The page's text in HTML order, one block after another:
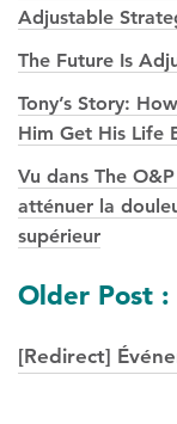
Adjustable
The Future Is
Tony’s Story:
Him Get His Life
Vu dans The
atténuer la
supérieur
des
postes
Older Post :
[Redirect]